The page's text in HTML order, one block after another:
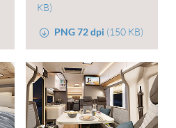
KB)
PNG 72 dpi (150 KB)